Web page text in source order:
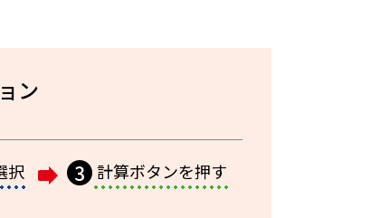
ン
択 3 計算ボタンを押す